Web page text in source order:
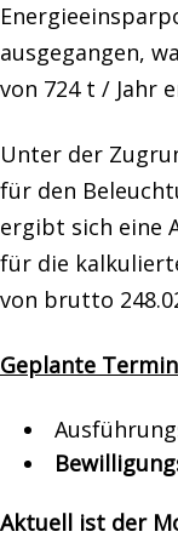
ausgegangen,
von 724 t / Jahr
Unter der
für den
ergibt sich eine
für die
von brutto
Geplante
Aktuell ist der